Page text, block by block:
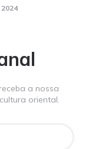
a nossa
oriental.